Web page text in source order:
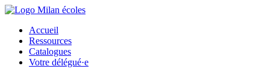
Accueil
Ressources
Catalogues
Votre délégué·e